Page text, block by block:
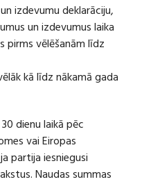
izdevumu deklarāciju,
un izdevumus laika
pirms vēlēšanām līdz
kā līdz nākamā gada
dienu laikā pēc
vai Eiropas
partija iesniegusi
Naudas summas